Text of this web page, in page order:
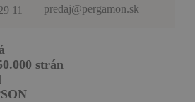
11 predaj@pergamon.sk
strán